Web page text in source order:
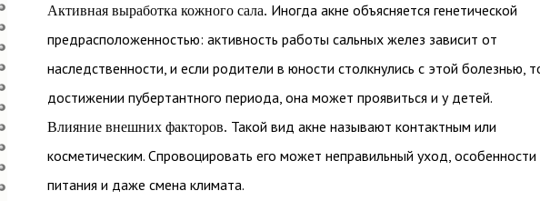
Активная выработка кожного сала. Иногда акне объясняется генетической
предрасположенностью: активность работы сальных желез зависит от
наследственности, и если родители в юности столкнулись с этой болезнью,
достижении пубертантного периода, она может проявиться и у детей.
Влияние внешних факторов. Такой вид акне называют контактным или
косметическим. Спровоцировать его может неправильный уход, особенности
питания и даже смена климата.